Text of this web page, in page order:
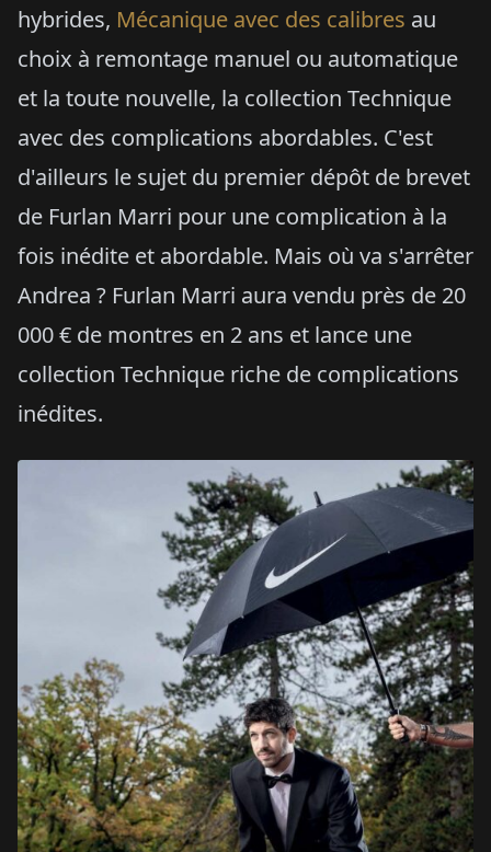
hybrides, Mécanique avec des calibres au
choix à remontage manuel ou automatique
et la toute nouvelle, la collection Technique
avec des complications abordables. C'est
d'ailleurs le sujet du premier dépôt de brevet
de Furlan Marri pour une complication à la
fois inédite et abordable. Mais où va s'arrêter
Andrea ? Furlan Marri aura vendu près de 20
000 € de montres en 2 ans et lance une
collection Technique riche de complications
inédites.